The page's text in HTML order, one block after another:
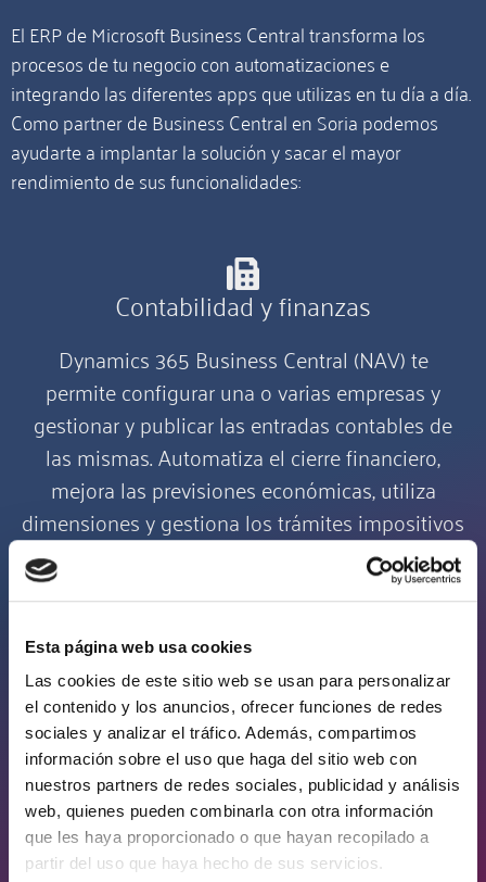
Esta página web usa cookies
Las cookies de este sitio web se usan para personalizar
el contenido y los anuncios, ofrecer funciones de redes
sociales y analizar el tráfico. Además, compartimos
información sobre el uso que haga del sitio web con
nuestros partners de redes sociales, publicidad y análisis
web, quienes pueden combinarla con otra información
que les haya proporcionado o que hayan recopilado a
partir del uso que haya hecho de sus servicios.
El ERP de Microsoft Business Central transforma los
procesos de tu negocio con automatizaciones e
integrando las diferentes apps que utilizas en tu día a día.
Como partner de Business Central en Soria podemos
ayudarte a implantar la solución y sacar el mayor
rendimiento de sus funcionalidades:
Contabilidad y finanzas
Dynamics 365 Business Central (NAV) te
permite configurar una o varias empresas y
gestionar y publicar las entradas contables de
las mismas. Automatiza el cierre financiero,
mejora las previsiones económicas, utiliza
dimensiones y gestiona los trámites impositivos
desde el ERP.
Proyectos y servicios
Business Central ofrece herramientas para el
control de los proyectos que ayudan al
cumplimiento del tiempo y el presupuesto.
También cuenta con módulo para la gestión de
servicios con funcionalidades de planificación,
reparto y gestión de contratos.